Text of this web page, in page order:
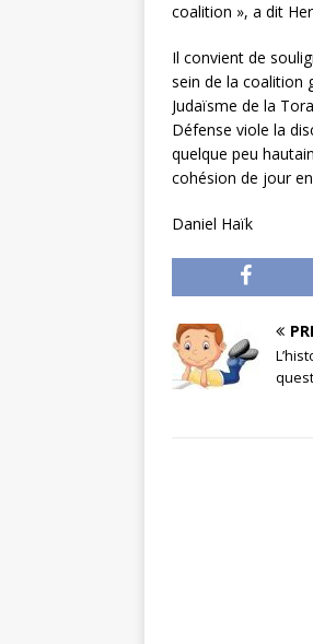
coalition », a dit
Il convient de
sein de la coalition
Judaïsme de la
Défense viole la
quelque peu
cohésion de jour
Daniel Haïk